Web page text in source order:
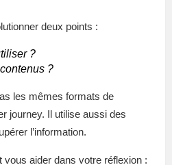
deux points :
?
?
les mêmes formats de
journey. Il utilise aussi des
l’information.
vous aider dans votre réflexion :